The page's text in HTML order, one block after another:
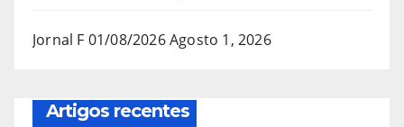
Jornal F 01/08/2026Agosto 1, 2026
Artigos recentes